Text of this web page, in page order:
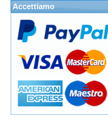
Accettiamo